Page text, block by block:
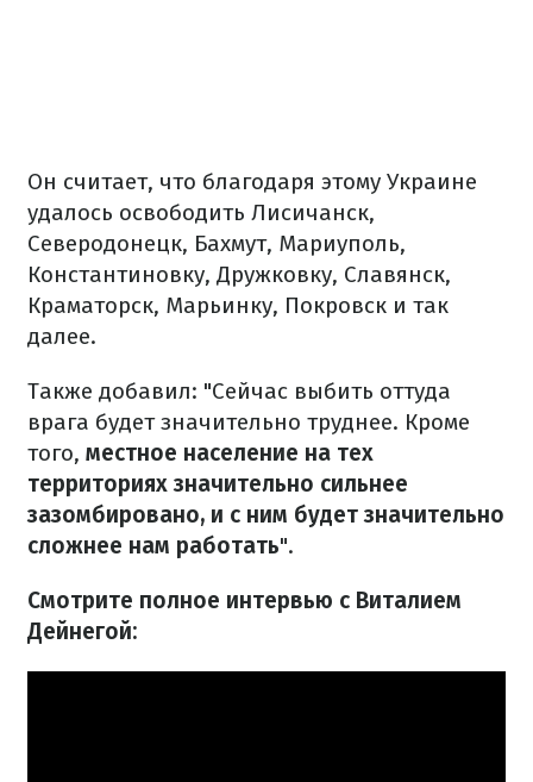
Он считает, что благодаря этому Украине
удалось освободить Лисичанск,
Северодонецк, Бахмут, Мариуполь,
Константиновку, Дружковку, Славянск,
Краматорск, Марьинку, Покровск и так
далее.
Также добавил: "Сейчас выбить оттуда
врага будет значительно труднее. Кроме
того, местное население на тех
территориях значительно сильнее
зазомбировано, и с ним будет значительно
сложнее нам работать".
Смотрите полное интервью с Виталием
Дейнегой: